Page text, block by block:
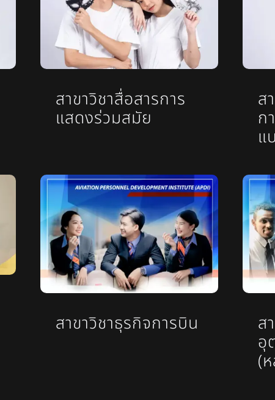
สาขาวิชาสื่อสารการ
แสดงร่วมสมัย
ส
ก
แ
สาขาวิชาธุรกิจการบิน ส
อุ
(